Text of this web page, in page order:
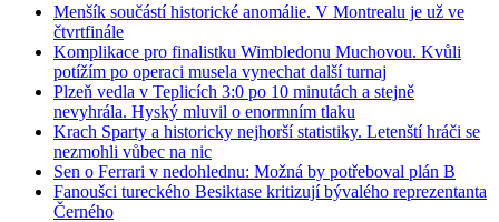
Menšík součástí historické anomálie. V Montrealu je už ve
čtvrtfinále
Komplikace pro finalistku Wimbledonu Muchovou. Kvůli
potížím po operaci musela vynechat další turnaj
Plzeň vedla v Teplicích 3:0 po 10 minutách a stejně
nevyhrála. Hyský mluvil o enormním tlaku
Krach Sparty a historicky nejhorší statistiky. Letenští hráči se
nezmohli vůbec na nic
Sen o Ferrari v nedohlednu: Možná by potřeboval plán B
Fanoušci tureckého Besiktase kritizují bývalého reprezentanta
Černého